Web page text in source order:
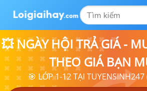
💥 NGÀY HỘI TRẢ GIÁ -
THEO GIÁ BẠN
🎯 LỚP 1-12 TẠI